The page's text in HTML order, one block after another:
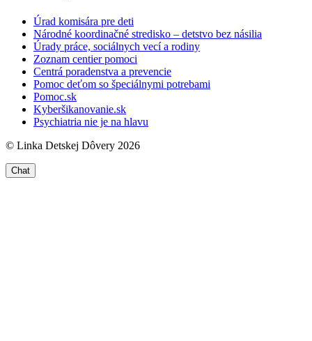
Úrad komisára pre deti
Národné koordinačné stredisko – detstvo bez násilia
Úrady práce, sociálnych vecí a rodiny
Zoznam centier pomoci
Centrá poradenstva a prevencie
Pomoc deťom so špeciálnymi potrebami
Pomoc.sk
Kyberšikanovanie.sk
Psychiatria nie je na hlavu
© Linka Detskej Dôvery 2026